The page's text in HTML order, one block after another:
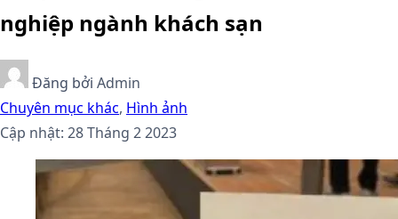
nghiệp ngành khách sạn
Đăng bởi Admin
Chuyên mục khác, Hình ảnh
Cập nhật: 28 Tháng 2 2023